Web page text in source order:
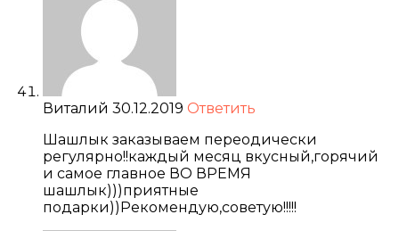
Виталий 30.12.2019 Ответить
Шашлык заказываем переодически
регулярно!!каждый месяц вкусный,горячий
и самое главное ВО ВРЕМЯ
шашлык)))приятные
подарки))Рекомендую,советую!!!!!